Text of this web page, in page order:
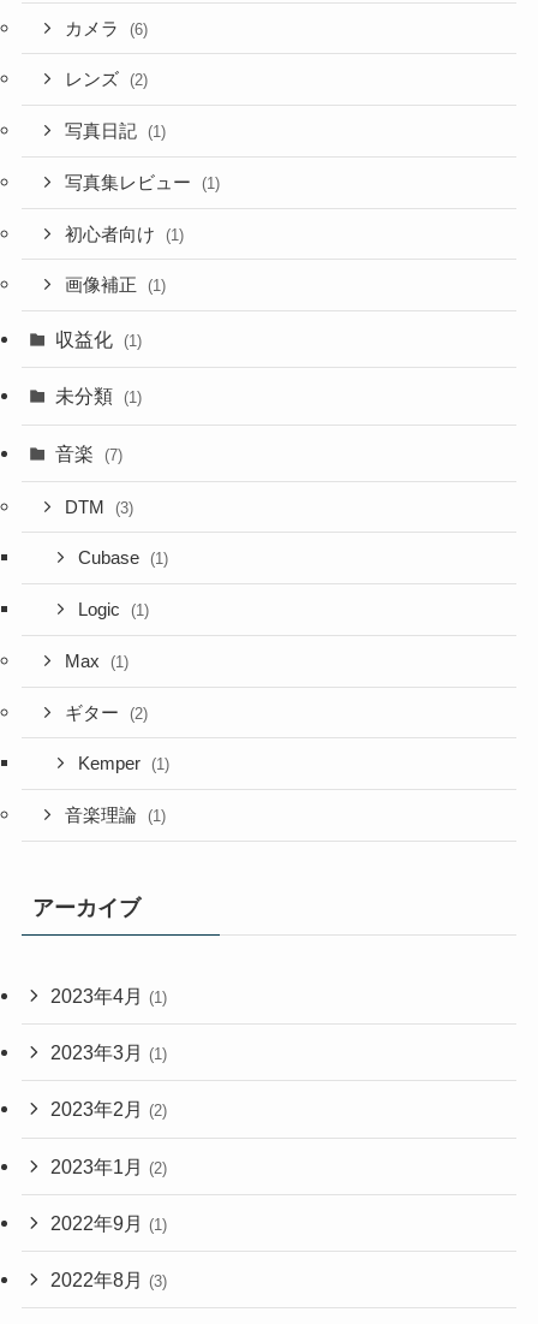
カメラ (6)
レンズ (2)
写真日記 (1)
写真集レビュー (1)
初心者向け (1)
画像補正 (1)
収益化 (1)
未分類 (1)
音楽 (7)
DTM (3)
Cubase (1)
Logic (1)
Max (1)
ギター (2)
Kemper (1)
音楽理論 (1)
アーカイブ
2023年4月 (1)
2023年3月 (1)
2023年2月 (2)
2023年1月 (2)
2022年9月 (1)
2022年8月 (3)